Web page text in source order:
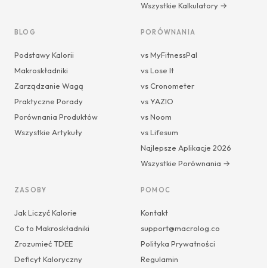
Wszystkie Kalkulatory →
BLOG
Podstawy Kalorii
Makroskładniki
Zarządzanie Wagą
Praktyczne Porady
Porównania Produktów
Wszystkie Artykuły
PORÓWNANIA
vs MyFitnessPal
vs Lose It
vs Cronometer
vs YAZIO
vs Noom
vs Lifesum
Najlepsze Aplikacje 2026
Wszystkie Porównania →
ZASOBY
Jak Liczyć Kalorie
Co to Makroskładniki
Zrozumieć TDEE
Deficyt Kaloryczny
POMOC
Kontakt
support@macrolog.co
Polityka Prywatności
Regulamin